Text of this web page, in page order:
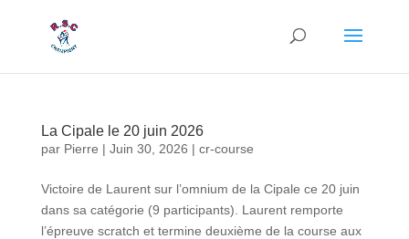
La Cipale le 20 juin 2026
par Pierre | Juin 30, 2026 | cr-course
Victoire de Laurent sur l’omnium de la Cipale ce 20 juin
dans sa catégorie (9 participants). Laurent remporte
l’épreuve scratch et termine deuxième de la course aux